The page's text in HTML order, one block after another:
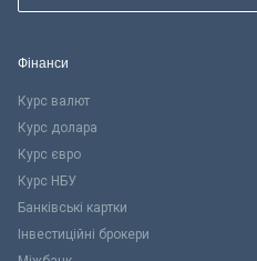
Фінанси
Курс валют
Курс долара
Курс євро
Курс НБУ
Банківські картки
Інвестиційні брокери